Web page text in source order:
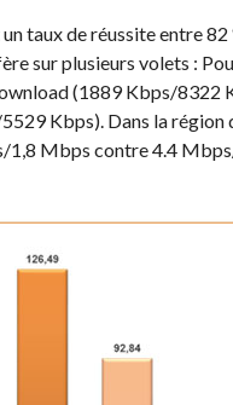
taux de réussite entre 82
sur plusieurs volets :
(1889 Kbps/8322
Kbps). Dans la région
1,8 Mbps contre 4.4